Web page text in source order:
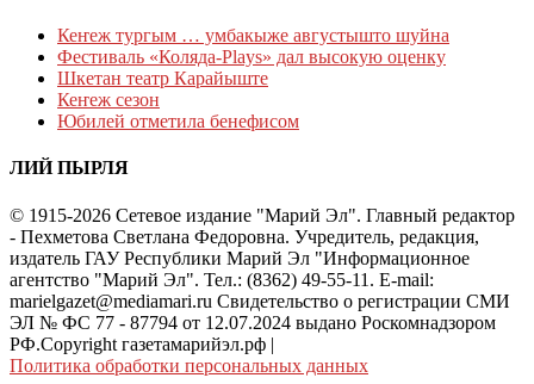
Кеҥеж тургым … умбакыже августышто шуйна
Фестиваль «Коляда-Plays» дал высокую оценку
Шкетан театр Карайыште
Кеҥеж сезон
Юбилей отметила бенефисом
ЛИЙ ПЫРЛЯ
© 1915-2026 Сетевое издание "Марий Эл". Главный редактор
- Пехметова Светлана Федоровна. Учредитель, редакция,
издатель ГАУ Республики Марий Эл "Информационное
агентство "Марий Эл". Тел.: (8362) 49-55-11. E-mail:
marielgazet@mediamari.ru Свидетельство о регистрации СМИ
ЭЛ № ФС 77 - 87794 от 12.07.2024 выдано Роскомнадзором
РФ.Copyright газетамарийэл.рф |
Политика обработки персональных данных